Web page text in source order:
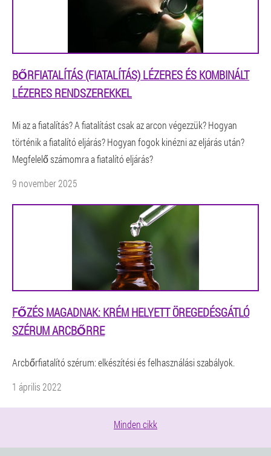
BŐRFIATALÍTÁS (FIATALÍTÁS) LÉZERES ÉS KOMBINÁLT
LÉZERES RENDSZEREKKEL
Mi az a fiatalítás? A fiatalítást csak az arcon végezzük? Hogyan
történik a fiatalító eljárás? Hogyan fogok kinézni az eljárás után?
Megfelelő számomra a fiatalító eljárás?
9 november 2025
FŐZÉS MAGADNAK: KRÉM HELYETT ÖREGEDÉSGÁTLÓ
SZÉRUM ARCBŐRRE
Arcbőrfiatalító szérum: elkészítési és felhasználási szabályok.
1 április 2022
Minden cikk